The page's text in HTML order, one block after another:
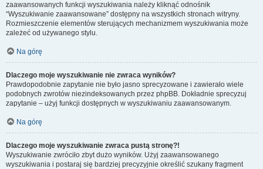
zaawansowanych funkcji wyszukiwania należy kliknąć odnośnik
“Wyszukiwanie zaawansowane” dostępny na wszystkich stronach witryny.
Rozmieszczenie elementów sterujących mechanizmem wyszukiwania może
zależeć od używanego stylu.
Na górę
Dlaczego moje wyszukiwanie nie zwraca wyników?
Prawdopodobnie zapytanie nie było jasno sprecyzowane i zawierało wiele
podobnych zwrotów niezindeksowanych przez phpBB. Dokładnie sprecyzuj
zapytanie – użyj funkcji dostępnych w wyszukiwaniu zaawansowanym.
Na górę
Dlaczego moje wyszukiwanie zwraca pustą stronę?!
Wyszukiwanie zwróciło zbyt dużo wyników. Użyj zaawansowanego
wyszukiwania i postaraj się bardziej precyzyjnie określić szukany fragment